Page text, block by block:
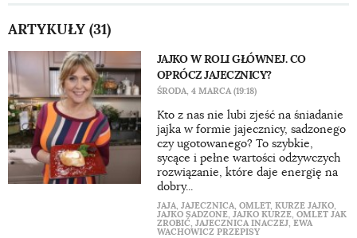
ARTYKUŁY (31)
JAJKO W ROLI GŁÓWNEJ. CO
OPRÓCZ JAJECZNICY?
ŚRODA, 4 MARCA (19:18)
Kto z nas nie lubi zjeść na śniadanie
jajka w formie jajecznicy, sadzonego
czy ugotowanego? To szybkie,
sycące i pełne wartości odżywczych
rozwiązanie, które daje energię na
dobry...
JAJA, JAJECZNICA, OMLET, KURZE JAJKO,
JAJKO SADZONE, JAJKO KURZE, OMLET JAK
ZROBIĆ, JAJECZNICA INACZEJ, EWA
WACHOWICZ PRZEPISY